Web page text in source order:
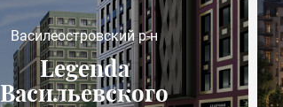
Василеостровский р-н
Legenda
Васильевского